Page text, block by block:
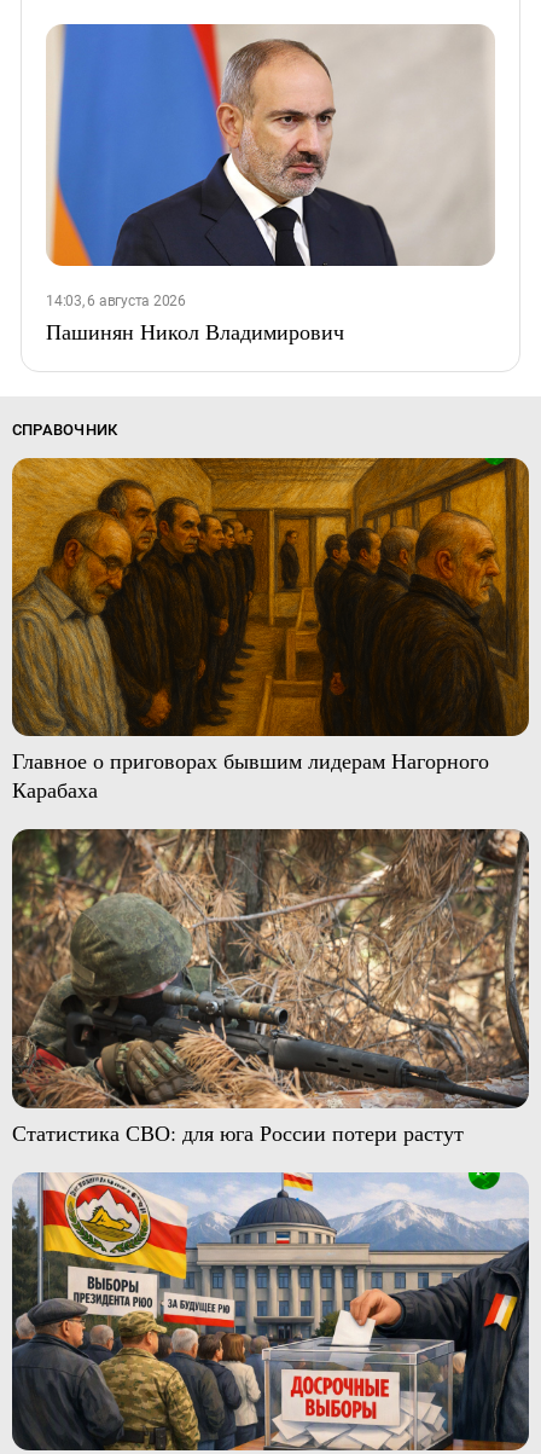
14:03, 6 августа 2026
Пашинян Никол Владимирович
СПРАВОЧНИК
Главное о приговорах бывшим лидерам Нагорного
Карабаха
Статистика СВО: для юга России потери растут